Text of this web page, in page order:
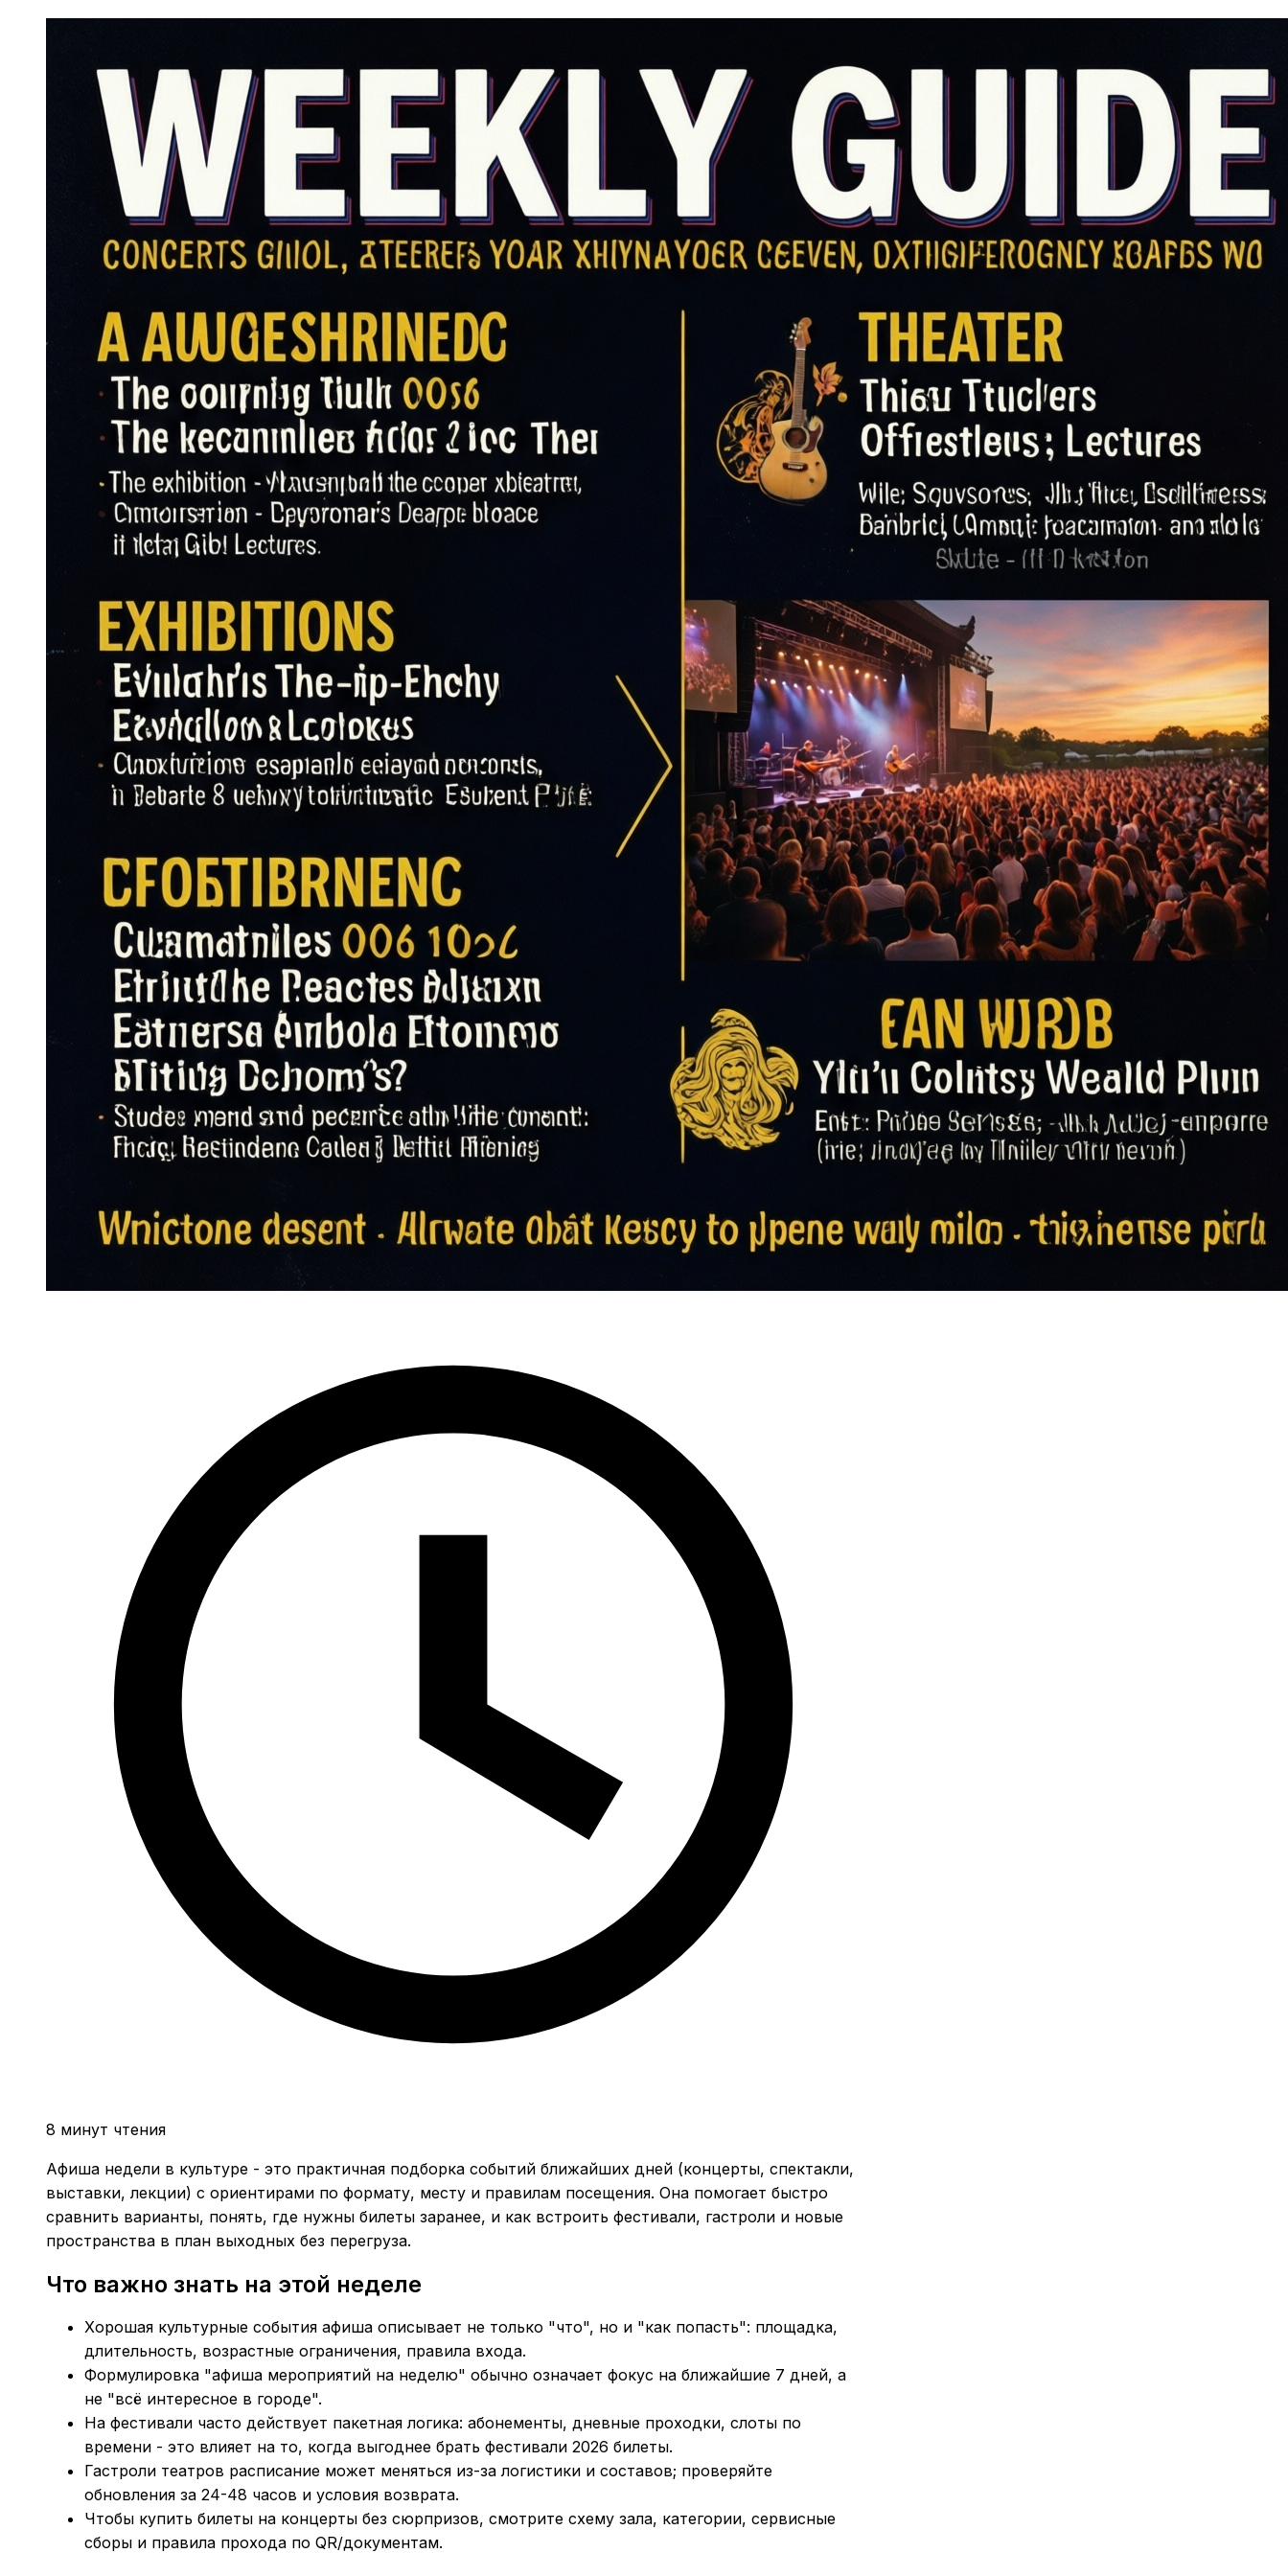
8 минут чтения
Афиша недели в культуре - это практичная подборка событий ближайших дней (концерты, спектакли,
выставки, лекции) с ориентирами по формату, месту и правилам посещения. Она помогает быстро
сравнить варианты, понять, где нужны билеты заранее, и как встроить фестивали, гастроли и новые
пространства в план выходных без перегруза.
Что важно знать на этой неделе
Хорошая культурные события афиша описывает не только "что", но и "как попасть": площадка,
длительность, возрастные ограничения, правила входа.
Формулировка "афиша мероприятий на неделю" обычно означает фокус на ближайшие 7 дней, а
не "всё интересное в городе".
На фестивали часто действует пакетная логика: абонементы, дневные проходки, слоты по
времени - это влияет на то, когда выгоднее брать фестивали 2026 билеты.
Гастроли театров расписание может меняться из-за логистики и составов; проверяйте
обновления за 24-48 часов и условия возврата.
Чтобы купить билеты на концерты без сюрпризов, смотрите схему зала, категории, сервисные
сборы и правила прохода по QR/документам.